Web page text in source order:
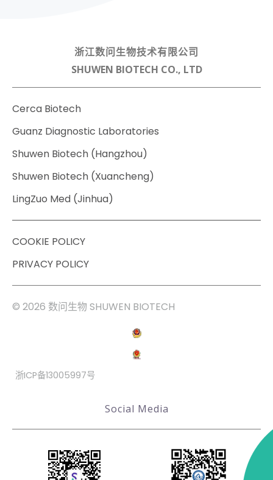
浙江数问生物技术有限公司
SHUWEN BIOTECH CO., LTD
Cerca Biotech
Guanz Diagnostic Laboratories
Shuwen Biotech (Hangzhou)
Shuwen Biotech (Xuancheng)
LingZuo Med (Jinhua)
COOKIE POLICY
PRIVACY POLICY
© 2026 数问生物 SHUWEN BIOTECH
浙ICP备13005997号
Social Media